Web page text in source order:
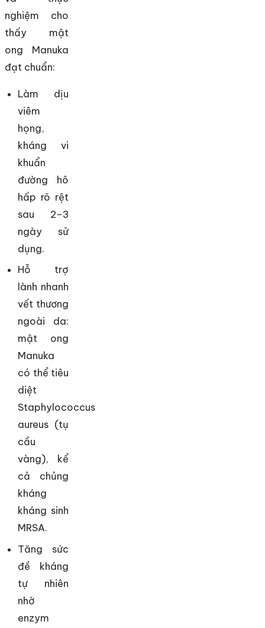
nghiệm cho
thấy mật
ong Manuka
đạt chuẩn:
Làm dịu
viêm
họng,
kháng vi
khuẩn
đường hô
hấp rõ rệt
sau 2–3
ngày sử
dụng.
Hỗ trợ
lành nhanh
vết thương
ngoài da:
mật ong
Manuka
có thể tiêu
diệt
Staphylococcus
aureus (tụ
cầu
vàng), kể
cả chủng
kháng
kháng sinh
MRSA.
Tăng sức
đề kháng
tự nhiên
nhờ
enzym